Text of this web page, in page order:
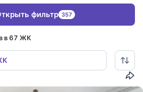
209 1 комнатные
в 67 ЖК
фильтр 357